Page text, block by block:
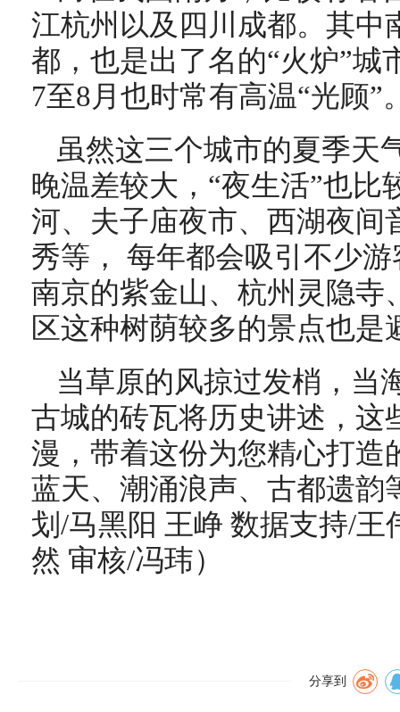
江杭州以及四川成都。其中
都，也是出了名的“火炉”城
7至8月也时常有高温“光顾”
虽然这三个城市的夏季天
晚温差较大，“夜生活”也比
河、夫子庙夜市、西湖夜间
秀等， 每年都会吸引不少
南京的紫金山、杭州灵隐寺
区这种树荫较多的景点也
当草原的风掠过发梢，当
古城的砖瓦将历史讲述，这
漫，带着这份为您精心打造
蓝天、潮涌浪声、古都遗韵
划/马黑阳 王峥 数据支持/王
然 审核/冯玮）
分享到